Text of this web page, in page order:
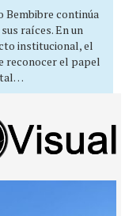
Bembibre continúa
raíces. En un
institucional, el
reconocer el papel